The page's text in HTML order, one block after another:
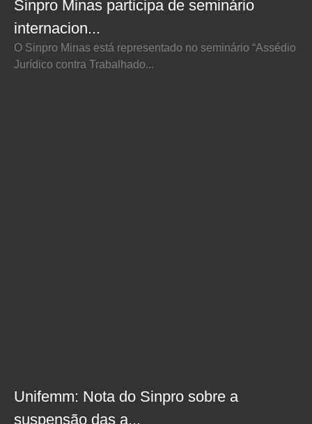
Sinpro Minas participa de seminário
internacion...
O Sinpro Minas está representado no seminário “Assédio
Jurídico contra Trabalhado...
Unifemm: Nota do Sinpro sobre a
suspensão das a...